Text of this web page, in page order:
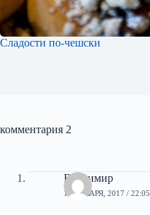
Сладости по-чешски
комментария 2
Владимир
13 ЯНВАРЯ, 2017 / 22:05